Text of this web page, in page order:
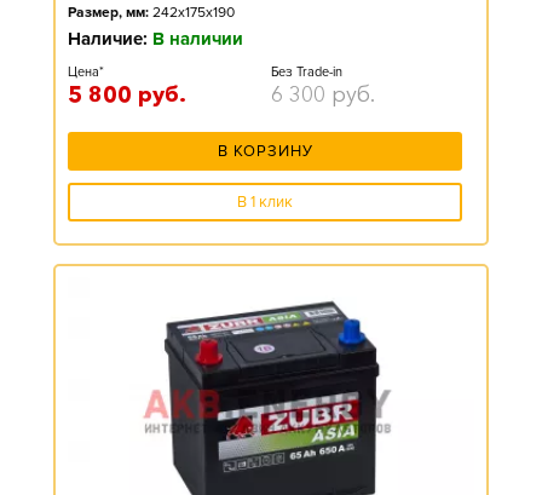
Размер, мм: 242x175x190
Наличие: В наличии
Цена*
5 800 руб.
Без Trade-in
6 300 руб.
В КОРЗИНУ
В 1 клик